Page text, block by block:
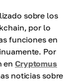
sobre los
por lo
funciones en
Por
enCryptomus
noticias sobre